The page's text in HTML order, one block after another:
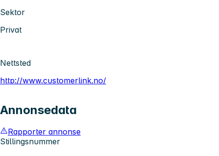
Sektor
Privat
Nettsted
http://www.customerlink.no/
Annonsedata
Rapporter annonse
Stillingsnummer